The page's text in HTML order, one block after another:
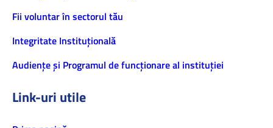
Fii voluntar în sectorul tău
Integritate Instituțională
Audiențe și Programul de funcționare al instituției
Link-uri utile